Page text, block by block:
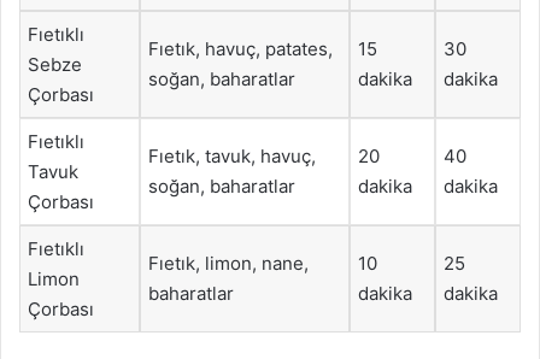
Fıetıklı
Sebze
Çorbası
Fıetık, havuç, patates,
soğan, baharatlar
15
dakika
30
dakika
Fıetıklı
Tavuk
Çorbası
Fıetık, tavuk, havuç,
soğan, baharatlar
20
dakika
40
dakika
Fıetıklı
Limon
Çorbası
Fıetık, limon, nane,
baharatlar
10
dakika
25
dakika